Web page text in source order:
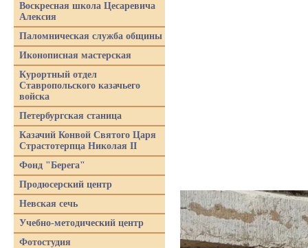
Воскресная школа Цесаревича
Алексия
Паломническая служба общины
Иконописная мастерская
Курортный отдел
Ставропольского казачьего
войска
Петербургская станица
Казачий Конвой Святого Царя
Страстотерпца Николая II
Фонд "Берега"
Продюсерский центр
Невская сечь
Учебно-методический центр
Фотостудия